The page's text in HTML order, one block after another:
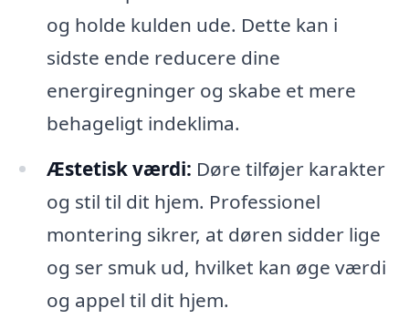
og holde kulden ude. Dette kan i
sidste ende reducere dine
energiregninger og skabe et mere
behageligt indeklima.
Æstetisk værdi: Døre tilføjer karakter
og stil til dit hjem. Professionel
montering sikrer, at døren sidder lige
og ser smuk ud, hvilket kan øge værdi
og appel til dit hjem.